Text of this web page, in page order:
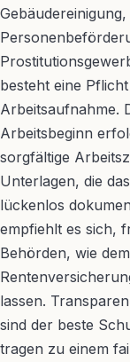
besteht eine
Arbeitsaufnahme.
Arbeitsbeginn
sorgfältige
Unterlagen, die
lückenlos
empfiehlt es sich,
Behörden, wie
lassen.
sind der beste
tragen zu einem